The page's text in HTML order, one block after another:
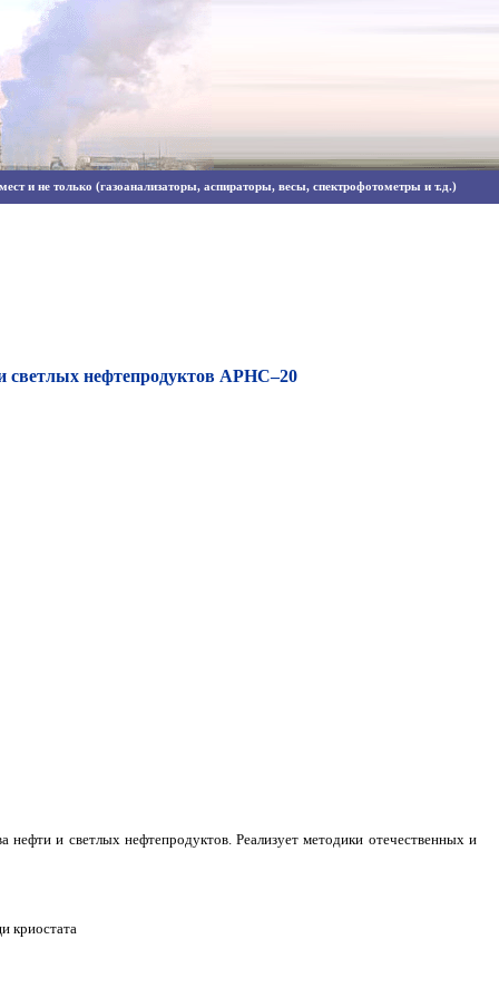
и не только (газоанализаторы, аспираторы, весы, спектрофотометры и т.д.)
светлых нефтепродуктов АРНС–20
нефти и светлых нефтепродуктов. Реализует методики отечественных и
криостата